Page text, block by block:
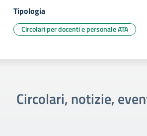
Tipologia
Circolari per docenti e personale ATA
Circolari, notizie,